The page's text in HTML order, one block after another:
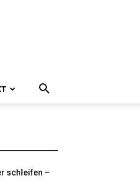
schleifen –